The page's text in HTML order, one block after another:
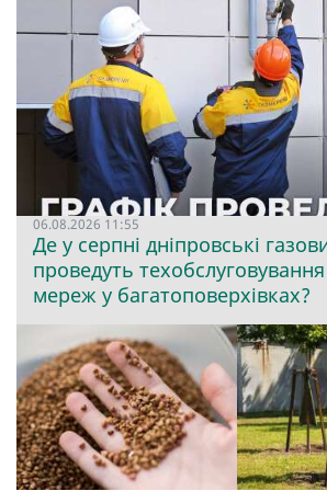
06.08.2026 11:55
Де у серпні дніпровські
проведуть
мереж у багатоповерхівках?